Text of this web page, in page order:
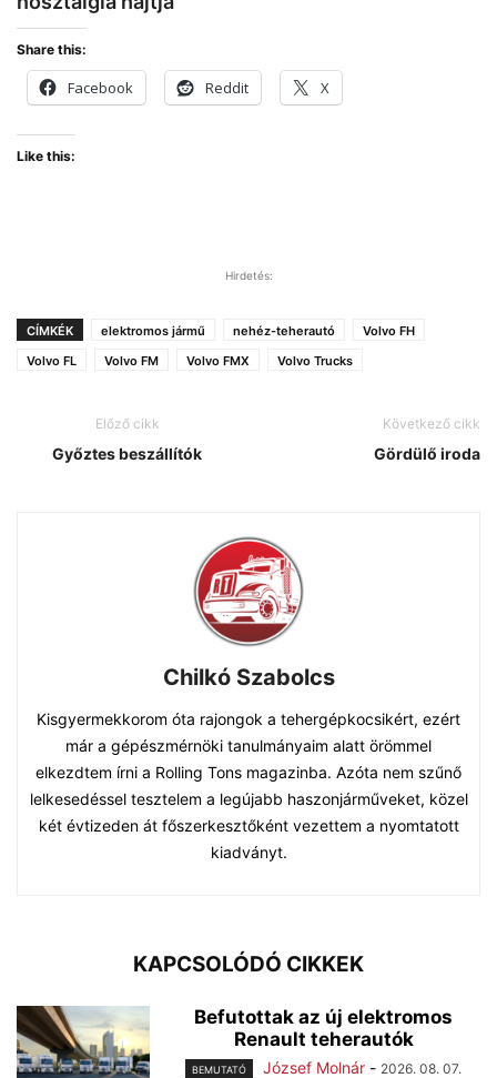
Share this:
Facebook Reddit X
Like this:
Hirdetés:
CÍMKÉK elektromos jármű nehéz-teherautó
Volvo FH
Volvo FL
Volvo FM Volvo FMX Volvo Trucks
Előző cikk
Győztes beszállítók
Következő cikk
Gördülő iroda
Chilkó Szabolcs
Kisgyermekkorom óta rajongok a tehergépkocsikért, ezért
már a gépészmérnöki tanulmányaim alatt örömmel
elkezdtem írni a Rolling Tons magazinba. Azóta nem szűnő
lelkesedéssel tesztelem a legújabb haszonjárműveket, közel
két évtizeden át főszerkesztőként vezettem a nyomtatott
kiadványt.
KAPCSOLÓDÓ CIKKEK
Befutottak az új elektromos
Renault teherautók
BEMUTATÓ József Molnár - 2026. 08. 07.